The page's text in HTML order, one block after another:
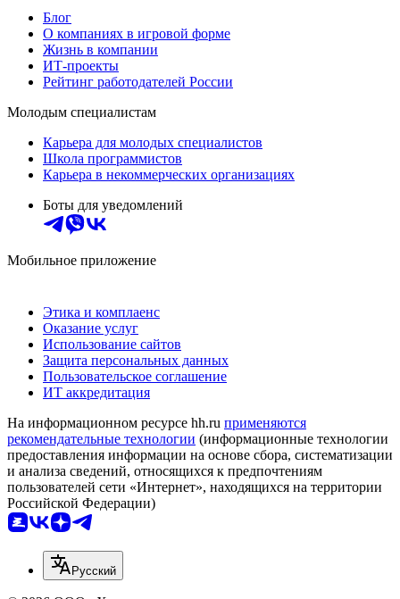
Блог
О компаниях в игровой форме
Жизнь в компании
ИТ-проекты
Рейтинг работодателей России
Молодым специалистам
Карьера для молодых специалистов
Школа программистов
Карьера в некоммерческих организациях
Боты для уведомлений
Мобильное приложение
Этика и комплаенс
Оказание услуг
Использование сайтов
Защита персональных данных
Пользовательское соглашение
ИТ аккредитация
На информационном ресурсе hh.ru применяются
рекомендательные технологии (информационные технологии
предоставления информации на основе сбора, систематизации
и анализа сведений, относящихся к предпочтениям
пользователей сети «Интернет», находящихся на территории
Российской Федерации)
Русский